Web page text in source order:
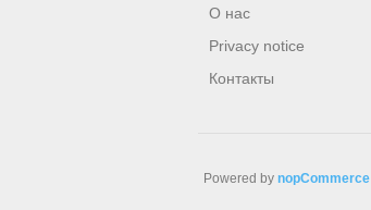
О нас
Privacy notice
Контакты
Powered by nopCommerce